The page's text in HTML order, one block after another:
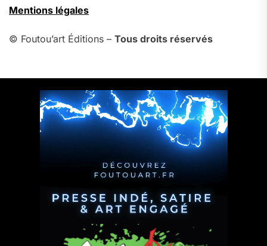
Mentions légales
© Foutou’art Éditions – Tous droits réservés